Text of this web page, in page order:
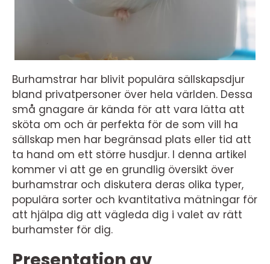
Burhamstrar har blivit populära sällskapsdjur
bland privatpersoner över hela världen. Dessa
små gnagare är kända för att vara lätta att
sköta om och är perfekta för de som vill ha
sällskap men har begränsad plats eller tid att
ta hand om ett större husdjur. I denna artikel
kommer vi att ge en grundlig översikt över
burhamstrar och diskutera deras olika typer,
populära sorter och kvantitativa mätningar för
att hjälpa dig att vägleda dig i valet av rätt
burhamster för dig.